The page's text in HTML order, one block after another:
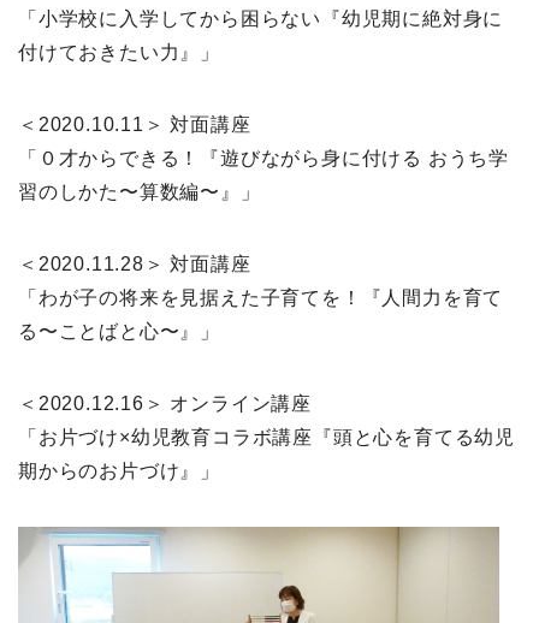
「小学校に入学してから困らない『幼児期に絶対身に
付けておきたい力』」
＜2020.10.11＞ 対面講座
「０才からできる！『遊びながら身に付ける おうち学
習のしかた〜算数編〜』」
＜2020.11.28＞ 対面講座
「わが子の将来を見据えた子育てを！『人間力を育て
る〜ことばと心〜』」
＜2020.12.16＞ オンライン講座
「お片づけ×幼児教育コラボ講座『頭と心を育てる幼児
期からのお片づけ』」